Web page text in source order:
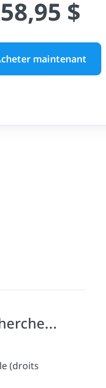
58,95 $
maintenant
(droits